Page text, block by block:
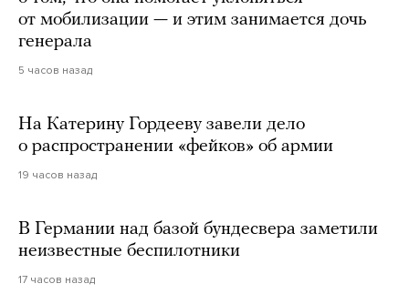
от мобилизации — и этим занимается дочь
генерала
5 часов назад
На Катерину Гордееву завели дело
о распространении «фейков» об армии
19 часов назад
В Германии над базой бундесвера заметили
неизвестные беспилотники
17 часов назад